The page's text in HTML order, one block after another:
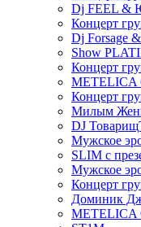
Dj FEEL &
Концерт
Dj Forsage
Show
Концерт
METELICA
Концерт
Милым
DJ
Мужское
SLIM с
Мужское
Концерт
Доминик